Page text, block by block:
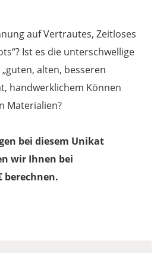
auf Vertrautes, Zeitloses
Ist es die unterschwellige
alten, besseren
handwerklichem Können
Materialien?
bei diesem Unikat
wir Ihnen bei
berechnen.